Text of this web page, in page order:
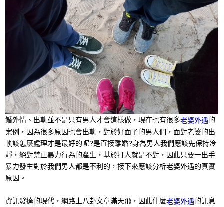
婚外情、出軌並不是只有男人才會這樣做，現在也有很多老婆外遇的
案例，因為很多原因也會出軌，對於好面子的男人們，面對老婆的出
軌該怎麼處理才是最好的呢?是直接離婚?身為男人我們應該先保持冷
靜，絕對禁止暴力行為的產生，基於打人就是不對，因此只要一出手
暴力發生對於我們男人都是不利的，接下來應該分析老婆外遇的真實
原因。
資訊發達的現代，網路上八卦文章滿天飛，因此什麼老婆外遇的訊息